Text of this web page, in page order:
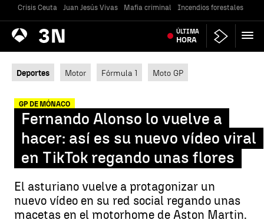
Crisis Ceuta Juan Jesús Vivas Mafia criminal Incendios forestales
Antena
3 Noticias ÚLTIMA
HORA
Deportes Motor Fórmula 1 Moto GP
GP DE MÓNACO
Fernando Alonso lo vuelve a
hacer: así es su nuevo vídeo viral
en TikTok regando unas flores
El asturiano vuelve a protagonizar un
nuevo vídeo en su red social regando unas
macetas en el motorhome de Aston Martin.